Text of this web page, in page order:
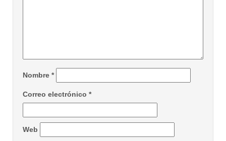
Nombre *
Correo electrónico *
Web